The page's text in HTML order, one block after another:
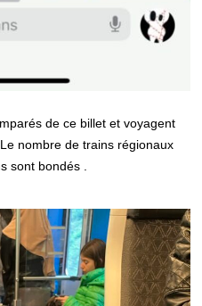
de ce billet et voyagent
nombre de trains régionaux
sont bondés .